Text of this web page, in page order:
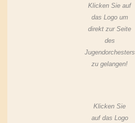
Klicken Sie auf
das Logo um
direkt zur Seite
des
Jugendorchesters
zu gelangen!
Klicken Sie
auf das Logo